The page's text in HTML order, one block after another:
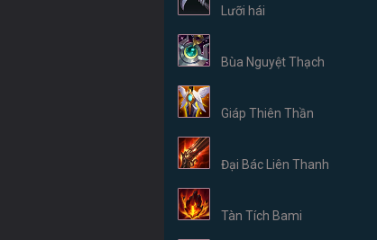
Lưỡi hái
Bùa Nguyệt Thạch
Giáp Thiên Thần
Đại Bác Liên Thanh
Tàn Tích Bami